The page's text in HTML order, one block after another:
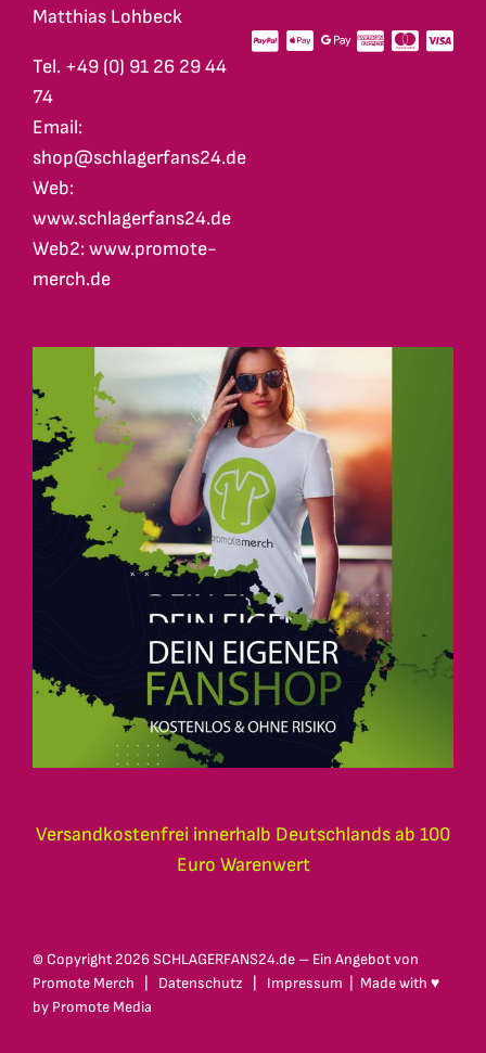
Matthias Lohbeck
Tel. +49 (0) 91 26 29 44
74
Email:
shop@schlagerfans24.de
Web:
www.schlagerfans24.de
Web2: www.promote-
merch.de
Versandkostenfrei innerhalb Deutschlands ab 100
Euro Warenwert
© Copyright 2026 SCHLAGERFANS24.de – Ein Angebot von
Promote Merch
Datenschutz Impressum | Made with ♥
by Promote Media